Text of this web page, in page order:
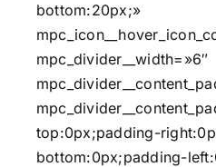
bottom:20px;»
mpc_divider__width=»6″
top:0px;padding-
bottom:0px;padding-